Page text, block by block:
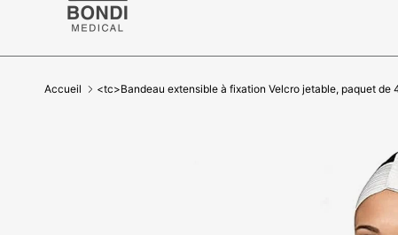
Accueil <tc>Bandeau extensible à fixation Velcro jetable, paquet de